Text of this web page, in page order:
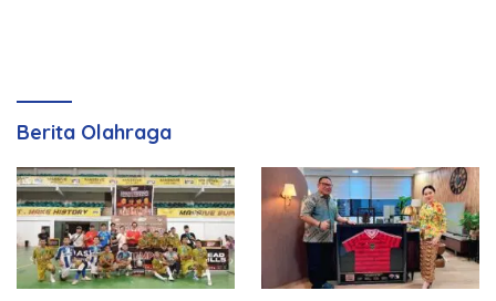
Berita Olahraga